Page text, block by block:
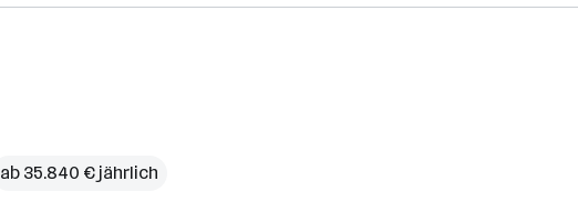
ab 35.840 € jährlich